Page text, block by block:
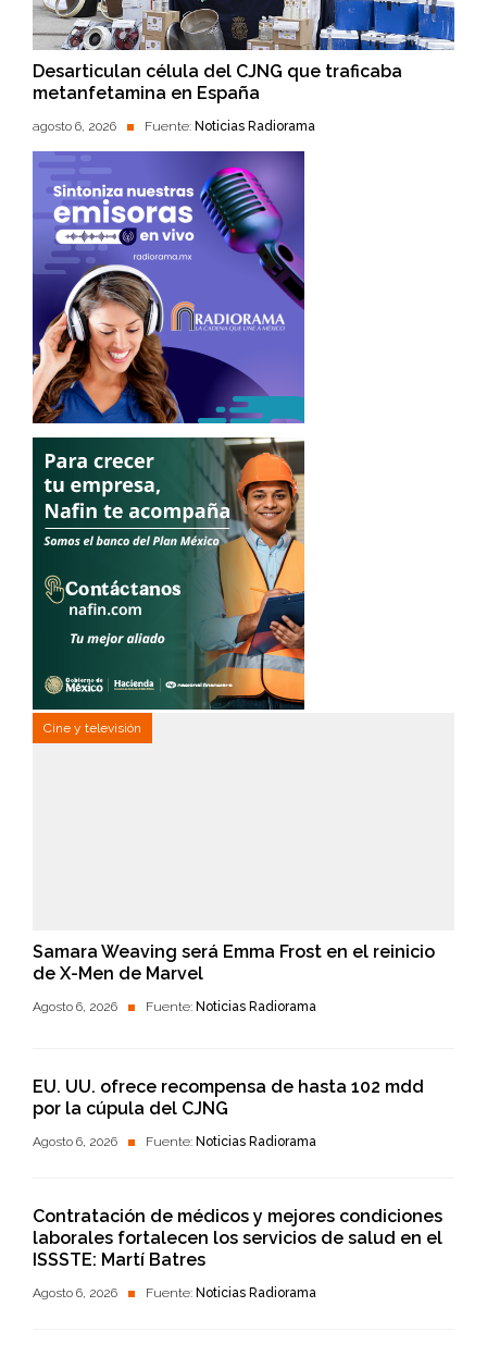
Desarticulan célula del CJNG que traficaba
metanfetamina en España
agosto 6, 2026 Fuente: Noticias Radiorama
Cine y televisión
Samara Weaving será Emma Frost en el reinicio
de X-Men de Marvel
Agosto 6, 2026 Fuente: Noticias Radiorama
EU. UU. ofrece recompensa de hasta 102 mdd
por la cúpula del CJNG
Agosto 6, 2026 Fuente: Noticias Radiorama
Contratación de médicos y mejores condiciones
laborales fortalecen los servicios de salud en el
ISSSTE: Martí Batres
Agosto 6, 2026 Fuente: Noticias Radiorama